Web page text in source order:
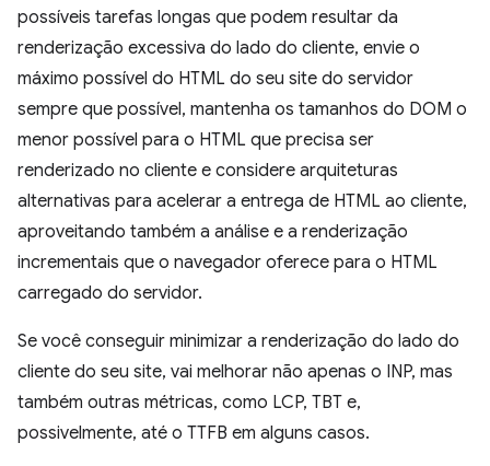
possíveis tarefas longas que podem resultar da
renderização excessiva do lado do cliente, envie o
máximo possível do HTML do seu site do servidor
sempre que possível, mantenha os tamanhos do DOM o
menor possível para o HTML que precisa ser
renderizado no cliente e considere arquiteturas
alternativas para acelerar a entrega de HTML ao cliente,
aproveitando também a análise e a renderização
incrementais que o navegador oferece para o HTML
carregado do servidor.
Se você conseguir minimizar a renderização do lado do
cliente do seu site, vai melhorar não apenas o INP, mas
também outras métricas, como LCP, TBT e,
possivelmente, até o TTFB em alguns casos.